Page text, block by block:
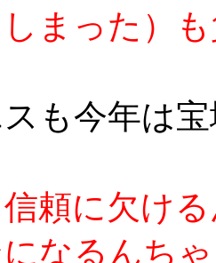
まった）
も今年は
頼に欠け
になるんち